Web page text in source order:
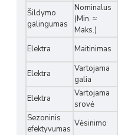
Šildymo
galingumas
Nominalus
(Min. ≈
Maks.)
Elektra Maitinimas
Elektra
Vartojama
galia
Elektra
Vartojama
srovė
Sezoninis
efektyvumas
Vėsinimo